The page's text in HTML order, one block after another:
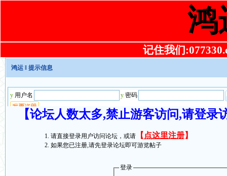
鸿
记住我们
鸿运 ‖ 提示信息
【论坛人数太多,禁止游客访问,请登
请直接登录用户访问论坛，或请 【 点这里注册】
如果您已注册,请先登录论坛即可游览帖子
登录